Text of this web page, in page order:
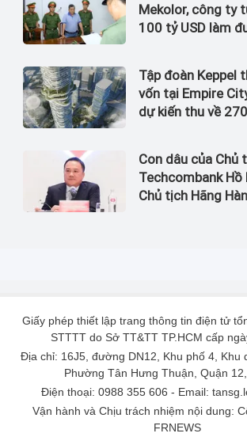
Mekolor, công ty
100 tỷ USD làm
Tập đoàn Keppel
vốn tại Empire
dự kiến thu về
Con dâu của Chủ
Techcombank Hồ
Chủ tịch Hãng
Giấy phép thiết lập trang thông tin điện tử
STTTT do Sở TT&TT TP.HCM cấp
Địa chỉ: 16J5, đường DN12, Khu phố 4, Khu
Phường Tân Hưng Thuận, Quận
Điện thoại: 0988 355 606 - Email:
Vận hành và Chịu trách nhiệm nội dung:
FRNEWS